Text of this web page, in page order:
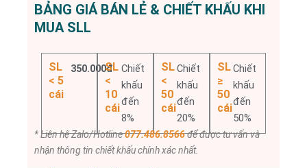
BẢNG GIÁ BÁN LẺ & CHIẾT KHẤU KHI
MUA SLL
SL
< 5
cái
350.000đ
SL
<
10
cái
Chiết
khấu
đến
8%
SL
<
50
cái
Chiết
khấu
đến
20%
SL
≥
50
cái
Chiết
khấu
đến
50%
* Liên hệ Zalo/Hotline077.486.8566để được tư vấn và
nhận thông tin chiết khấu chính xác nhất.